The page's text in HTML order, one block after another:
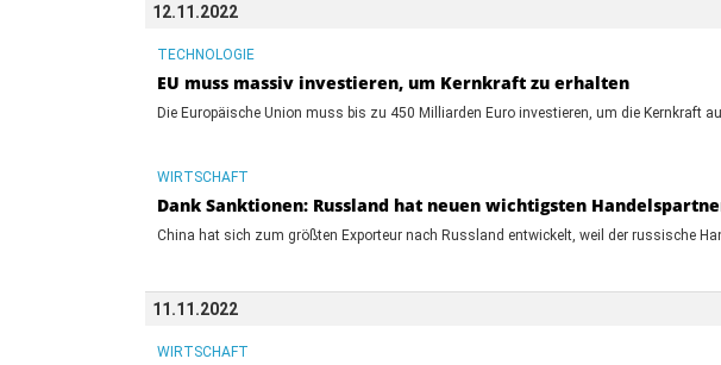
12.11.2022
TECHNOLOGIE
EU muss massiv investieren, um Kernkraft zu erhalten
Die Europäische Union muss bis zu 450 Milliarden Euro investieren, um die Kernkraft
WIRTSCHAFT
Dank Sanktionen: Russland hat neuen wichtigsten
China hat sich zum größten Exporteur nach Russland entwickelt, weil der russische
11.11.2022
WIRTSCHAFT